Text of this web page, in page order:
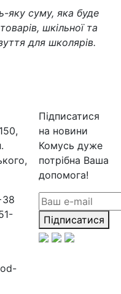
яку суму, яка буде
шкільної та
для школярів.
Підписатися
на новини
Комусь дуже
потрібна Ваша
допомога!
Підписатися